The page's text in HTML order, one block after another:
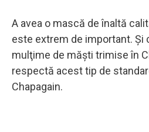
A avea o mască de înaltă
este extrem de important. Şi
mulţime de măşti trimise în
respectă acest tip de
Chapagain.